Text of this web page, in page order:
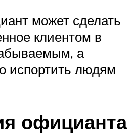
может сделать
клиентом в
а
испортить людям
официанта